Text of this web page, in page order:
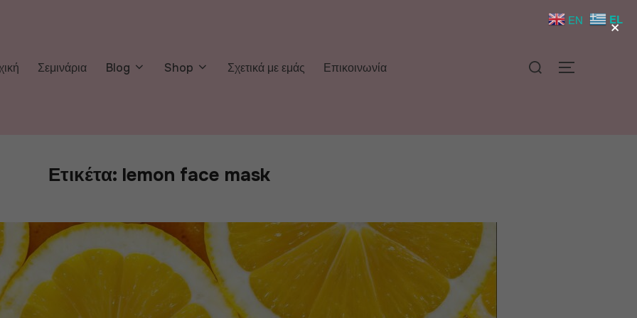
Σεμινάρια Blog Shop Σχετικά με εμάς Επικοινωνία
Ετικέτα: lemon face mask
×
EN EL